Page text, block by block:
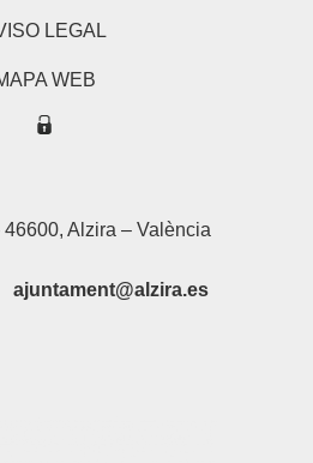
LEGAL
WEB
46600, Alzira – València
ajuntament@alzira.es